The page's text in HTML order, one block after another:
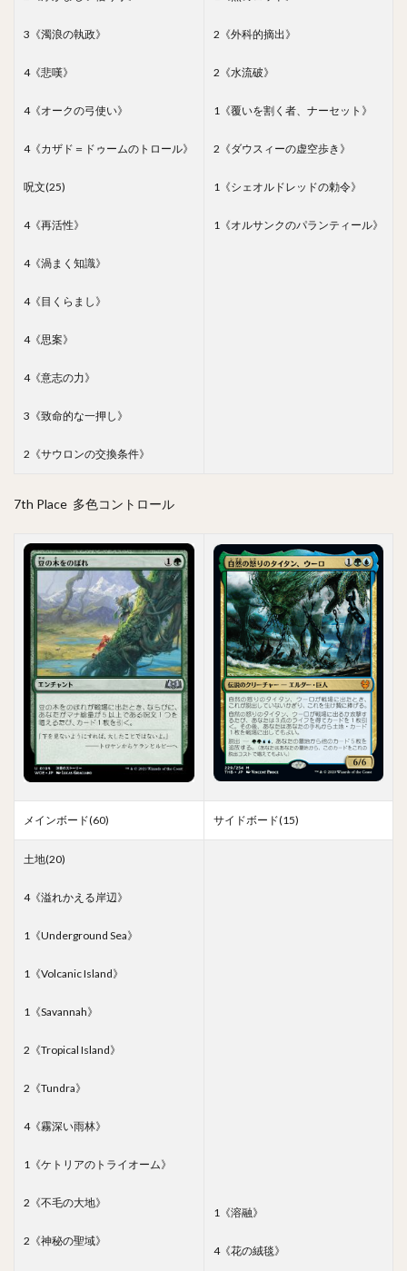
3《濁浪の執政》
4《悲嘆》
4《オークの弓使い》
4《カザド＝ドゥームのトロール》
呪文(25)
4《再活性》
4《渦まく知識》
4《目くらまし》
4《思案》
4《意志の力》
3《致命的な一押し》
2《サウロンの交換条件》
2《外科的摘出》
2《水流破》
1《覆いを割く者、ナーセット》
2《ダウスィーの虚空歩き》
1《シェオルドレッドの勅令》
1《オルサンクのパランティール》
7th Place 多色コントロール
メインボード(60) サイドボード(15)
土地(20)
4《溢れかえる岸辺》
1《Underground Sea》
1《Volcanic Island》
1《Savannah》
2《Tropical Island》
2《Tundra》
4《霧深い雨林》
1《ケトリアのトライオーム》
2《不毛の大地》
2《神秘の聖域》
1《溶融》
4《花の絨毯》